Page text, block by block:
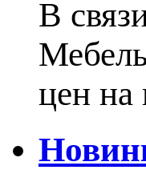
В
цен на